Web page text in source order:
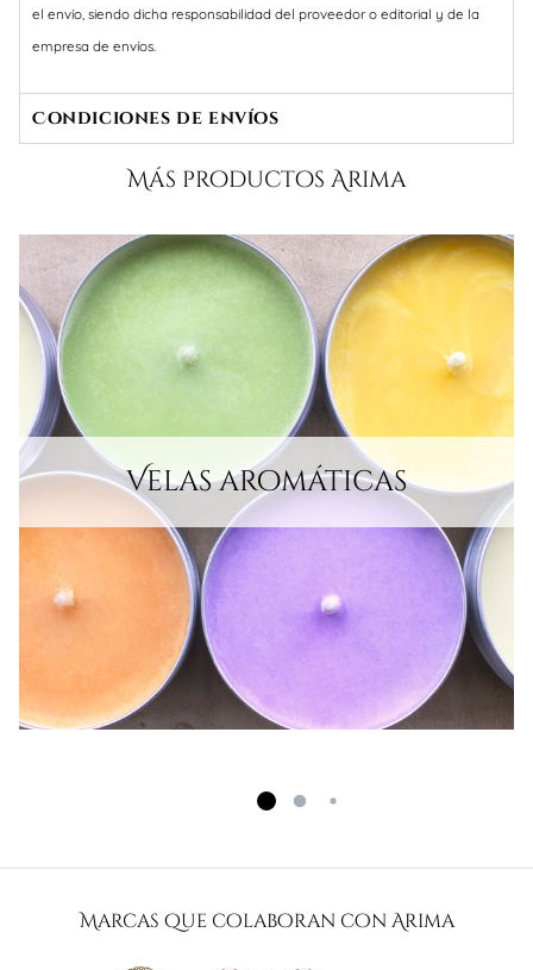
el envío, siendo dicha responsabilidad del proveedor o editorial y de la
empresa de envíos.
Condiciones de envíos
Más productos Arima
Velas aromáticas
Marcas que colaboran con Arima